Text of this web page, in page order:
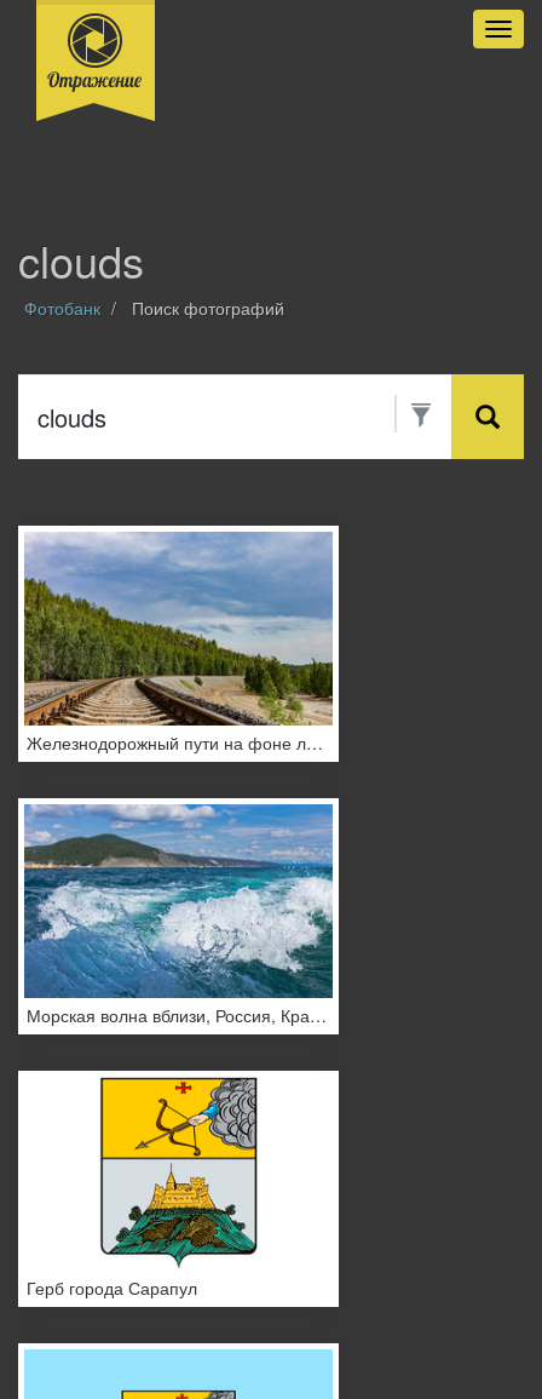
clouds
Фотобанк Поиск фотографий
Железнодорожный пути на фоне лесного массива днём, Россия
Морская волна вблизи, Россия, Краснодарский край
Герб города Сарапул